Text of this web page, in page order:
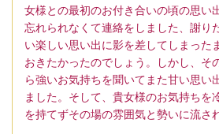
女様との最初のお付き合いの頃の思い
忘れられなくて連絡をしました、謝り
い楽しい思い出に影を差してしまった
おきたかったのでしょう。しかし、そ
ら強いお気持ちを聞いてまた甘い思い
ました。そして、貴女様のお気持ちを
を持てずその場の雰囲気と勢いに流さ